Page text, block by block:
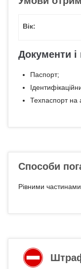
Вік:
Документи
Паспорт;
Техпаспорт на
Способи
Рівними частинами